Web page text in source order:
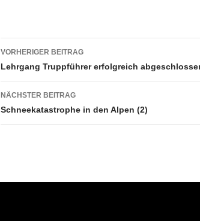
Beitragsnavigation
VORHERIGER BEITRAG
Lehrgang Truppführer erfolgreich
NÄCHSTER BEITRAG
Schneekatastrophe in den Alpen (2)